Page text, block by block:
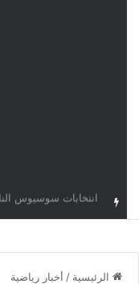
الرئيسية / أخبار رياضية